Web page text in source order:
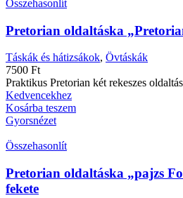
Összehasonlít
Pretorian oldaltáska
Táskák és hátizsákok, Övtáskák
7500 Ft
Praktikus Pretorian két rekeszes
Kedvencekhez
Kosárba teszem
Gyorsnézet
Összehasonlít
Pretorian oldaltáska „pajzs
fekete